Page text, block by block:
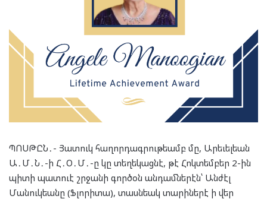
ՊՈՍԹԸՆ․- Յատուկ հաղորդագրութեամբ մը, Արեւելեան
Ա․Մ․Ն․-ի Հ․Օ․Մ․-ը կը տեղեկացնէ, թէ Հոկտեմբեր 2-ին
պիտի պատուէ շրջանի գործօն անդամներէն՝ Անժէլ
Մանուկեանը (Ֆլորիտա), տասնեակ տարիներէ ի վեր